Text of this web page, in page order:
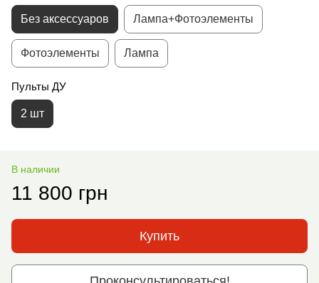
Без аксессуаров Лампа+Фотоэлементы
Фотоэлементы Лампа
Пульты ДУ
2 шт
В наличии
11 800 грн
Купить